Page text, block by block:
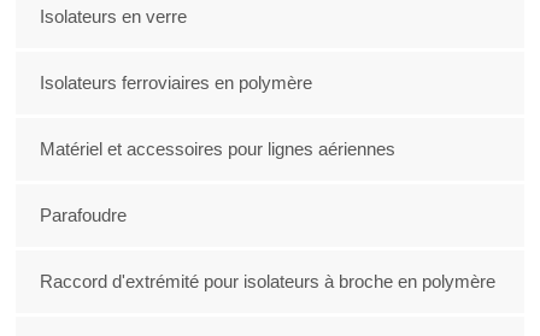
Isolateurs en verre
Isolateurs ferroviaires en polymère
Matériel et accessoires pour lignes aériennes
Parafoudre
Raccord d'extrémité pour isolateurs à broche en polymère